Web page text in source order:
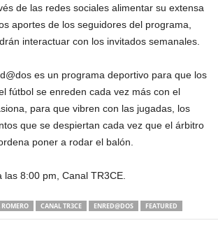
de las redes sociales alimentar su extensa
aportes de los seguidores del programa,
interactuar con los invitados semanales.
es un programa deportivo para que los
fútbol se enreden cada vez más con el
para que vibren con las jugadas, los
que se despiertan cada vez que el árbitro
poner a rodar el balón.
las 8:00 pm, Canal TR3CE.
CANAL TR3CE ENRED@DOS FEATURED